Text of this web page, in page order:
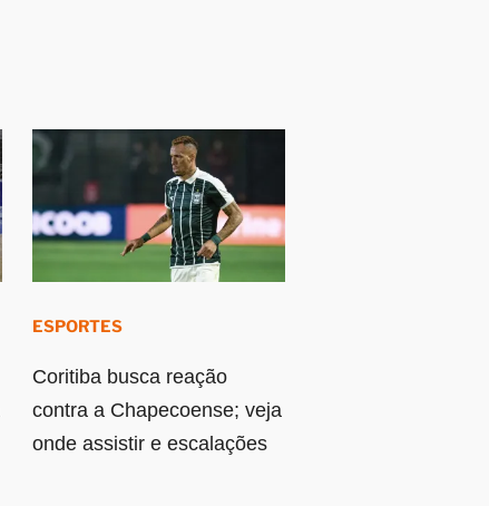
ESPORTES
Coritiba busca reação
contra a Chapecoense; veja
onde assistir e escalações